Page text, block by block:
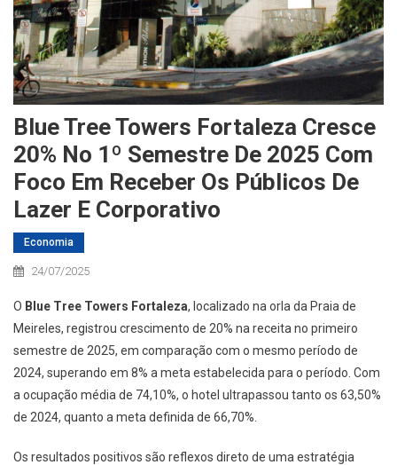
Blue Tree Towers Fortaleza Cresce
20% No 1º Semestre De 2025 Com
Foco Em Receber Os Públicos De
Lazer E Corporativo
Economia
24/07/2025
O Blue Tree Towers Fortaleza, localizado na orla da Praia de
Meireles, registrou crescimento de 20% na receita no primeiro
semestre de 2025, em comparação com o mesmo período de
2024, superando em 8% a meta estabelecida para o período. Com
a ocupação média de 74,10%, o hotel ultrapassou tanto os 63,50%
de 2024, quanto a meta definida de 66,70%.
Os resultados positivos são reflexos direto de uma estratégia